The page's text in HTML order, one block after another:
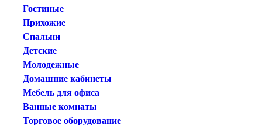
Гостиные
Прихожие
Спальни
Детские
Молодежные
Домашние кабинеты
Мебель для офиса
Ванные комнаты
Торговое оборудование